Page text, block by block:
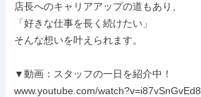
店長へのキャリアアップの道もあり、
「好きな仕事を長く続けたい」
そんな想いを叶えられます。
▼動画：スタッフの一日を紹介中！
www.youtube.com/watch?v=i87vSnGvEd8